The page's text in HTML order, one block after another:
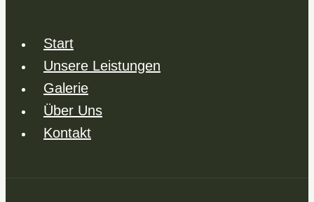
Start
Unsere Leistungen
Galerie
Über Uns
Kontakt